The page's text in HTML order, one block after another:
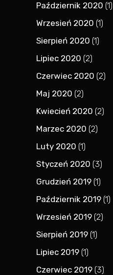
Październik 2020 (1)
Wrzesień 2020 (1)
Sierpień 2020 (1)
Lipiec 2020 (2)
Czerwiec 2020 (2)
Maj 2020 (2)
Kwiecień 2020 (2)
Marzec 2020 (2)
Luty 2020 (1)
Styczeń 2020 (3)
Grudzień 2019 (1)
Październik 2019 (1)
Wrzesień 2019 (2)
Sierpień 2019 (1)
Lipiec 2019 (1)
Czerwiec 2019 (3)